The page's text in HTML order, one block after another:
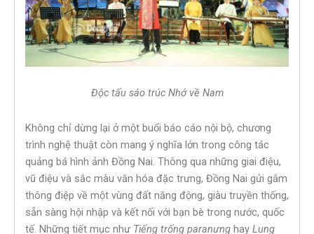
Độc tấu sáo trúc Nhớ về Nam
Không chỉ dừng lại ở một buổi báo cáo nội bộ, chương
trình nghệ thuật còn mang ý nghĩa lớn trong công tác
quảng bá hình ảnh Đồng Nai. Thông qua những giai điệu,
vũ điệu và sắc màu văn hóa đặc trưng, Đồng Nai gửi gắm
thông điệp về một vùng đất năng động, giàu truyền thống,
sẵn sàng hội nhập và kết nối với bạn bè trong nước, quốc
tế. Những tiết mục như Tiếng trống paranưng hay Lung